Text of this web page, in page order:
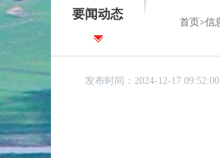
要闻动态
首页 >信
发布时间：2024-12-17 09:52:00